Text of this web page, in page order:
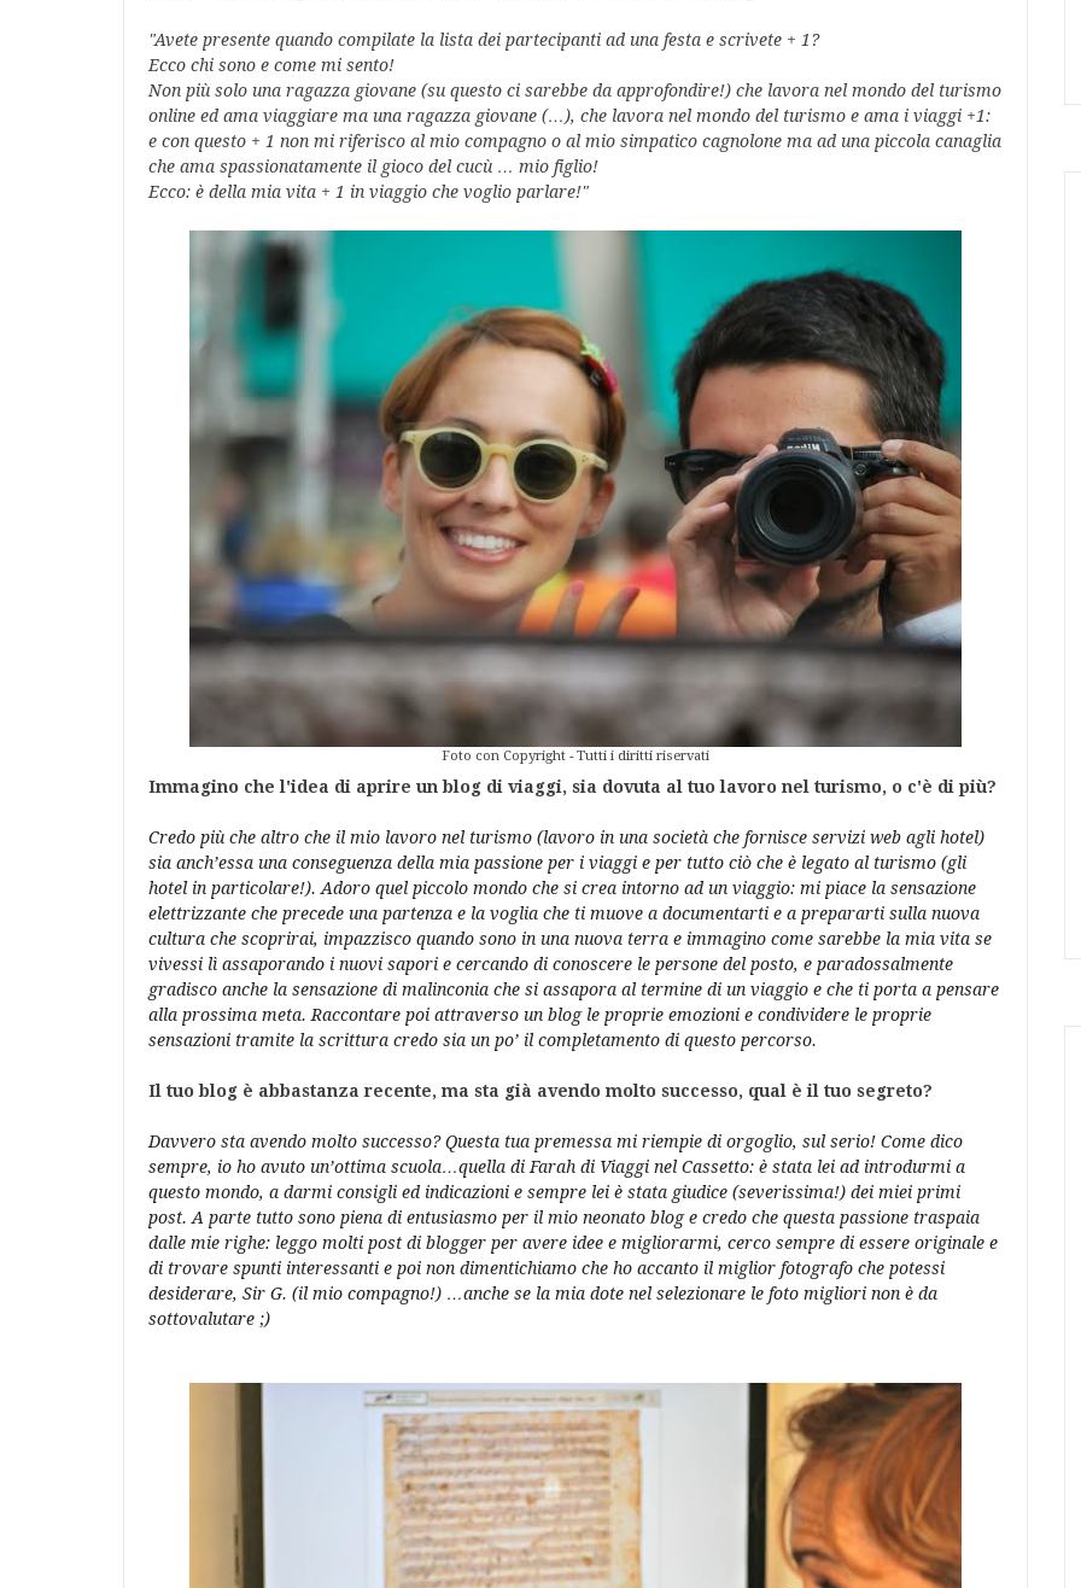
"Avete presente quando compilate la lista dei partecipanti ad una festa e scrivete + 1?
Ecco chi sono e come mi sento!
Non più solo una ragazza giovane (su questo ci sarebbe da approfondire!) che lavora nel mondo del turismo
online ed ama viaggiare ma una ragazza giovane (…), che lavora nel mondo del turismo e ama i viaggi +1:
e con questo + 1 non mi riferisco al mio compagno o al mio simpatico cagnolone ma ad una piccola canaglia
che ama spassionatamente il gioco del cucù … mio figlio!
Ecco: è della mia vita + 1 in viaggio che voglio parlare!"
Foto con Copyright - Tutti i diritti riservati
Immagino che l'idea di aprire un blog di viaggi, sia dovuta al tuo lavoro nel turismo, o c'è di più?
Credo più che altro che il mio lavoro nel turismo (lavoro in una società che fornisce servizi web agli hotel)
sia anch’essa una conseguenza della mia passione per i viaggi e per tutto ciò che è legato al turismo (gli
hotel in particolare!). Adoro quel piccolo mondo che si crea intorno ad un viaggio: mi piace la sensazione
elettrizzante che precede una partenza e la voglia che ti muove a documentarti e a prepararti sulla nuova
cultura che scoprirai, impazzisco quando sono in una nuova terra e immagino come sarebbe la mia vita se
vivessi lì assaporando i nuovi sapori e cercando di conoscere le persone del posto, e paradossalmente
gradisco anche la sensazione di malinconia che si assapora al termine di un viaggio e che ti porta a pensare
alla prossima meta. Raccontare poi attraverso un blog le proprie emozioni e condividere le proprie
sensazioni tramite la scrittura credo sia un po’ il completamento di questo percorso.
Il tuo blog è abbastanza recente, ma sta già avendo molto successo, qual è il tuo segreto?
Davvero sta avendo molto successo? Questa tua premessa mi riempie di orgoglio, sul serio! Come dico
sempre, io ho avuto un’ottima scuola…quella di Farah di Viaggi nel Cassetto: è stata lei ad introdurmi a
questo mondo, a darmi consigli ed indicazioni e sempre lei è stata giudice (severissima!) dei miei primi
post. A parte tutto sono piena di entusiasmo per il mio neonato blog e credo che questa passione traspaia
dalle mie righe: leggo molti post di blogger per avere idee e migliorarmi, cerco sempre di essere originale e
di trovare spunti interessanti e poi non dimentichiamo che ho accanto il miglior fotografo che potessi
desiderare, Sir G. (il mio compagno!) …anche se la mia dote nel selezionare le foto migliori non è da
sottovalutare ;)